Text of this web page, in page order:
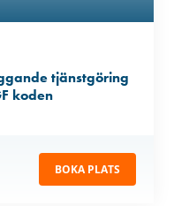
tjänstgöring
koden
BOKA PLATS